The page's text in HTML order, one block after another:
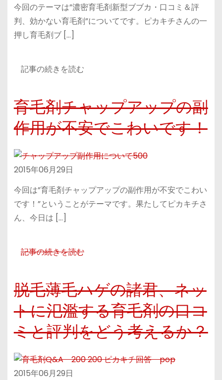
今回のテーマは”濃密育毛剤新型ブブカ・口コミ＆評
判、効かない育毛剤”についてです。ピカキチさんの一
押し育毛剤ブ […]
記事の続きを読む
育毛剤チャップアップの副
作用が不安でこわいです！
2015年06月29日
今回は”育毛剤チャップアップの副作用が不安でこわい
です！”ということがテーマです。果たしてピカキチさ
ん、今日は […]
記事の続きを読む
脱毛薄毛ハゲの諸君、ネッ
トに氾濫する育毛剤の口コ
ミと評判をどう考えるか？
2015年06月29日